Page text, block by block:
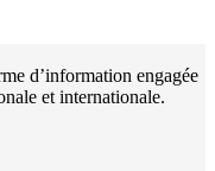
d’information engagée
et internationale.